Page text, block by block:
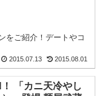
をご紹介！デートやコ
2015.07.13 2015.08.01
「カニ天冷やし